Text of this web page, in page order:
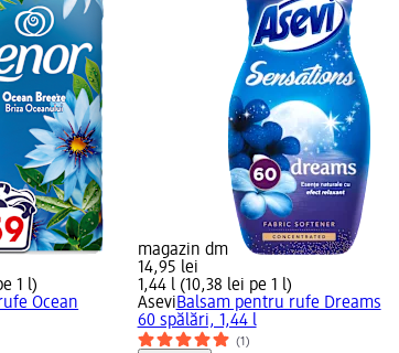
1 l)
Ocean
magazin dm
14,95 lei
1,44 l (10,38 lei pe 1 l)
AseviBalsam pentru rufe Dreams
60 spălări, 1,44 l
(1)